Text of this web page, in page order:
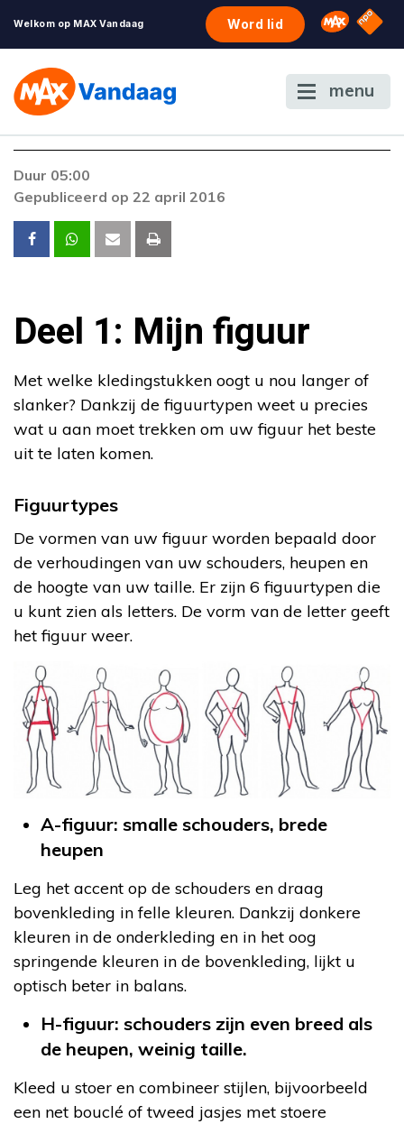
Welkom op MAX Vandaag Word lid Omroep
NPO
menu
Duur 05:00
Gepubliceerd op 22 april 2016
Deel 1: Mijn figuur
Met welke kledingstukken oogt u nou langer of
slanker? Dankzij de figuurtypen weet u precies
wat u aan moet trekken om uw figuur het beste
uit te laten komen.
Figuurtypes
De vormen van uw figuur worden bepaald door
de verhoudingen van uw schouders, heupen en
de hoogte van uw taille. Er zijn 6 figuurtypen die
u kunt zien als letters. De vorm van de letter geeft
het figuur weer.
A-figuur: smalle schouders, brede
heupen
Leg het accent op de schouders en draag
bovenkleding in felle kleuren. Dankzij donkere
kleuren in de onderkleding en in het oog
springende kleuren in de bovenkleding, lijkt u
optisch beter in balans.
H-figuur: schouders zijn even breed als
de heupen, weinig taille.
Kleed u stoer en combineer stijlen, bijvoorbeeld
een net bouclé of tweed jasjes met stoere